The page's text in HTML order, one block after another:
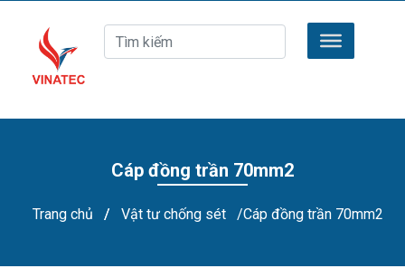
Cáp đồng trần 70mm2
Trang chủ / Vật tư chống sét /Cáp đồng trần 70mm2